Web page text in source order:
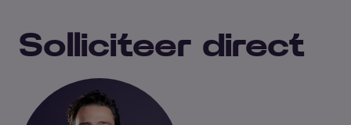
Solliciteer direct